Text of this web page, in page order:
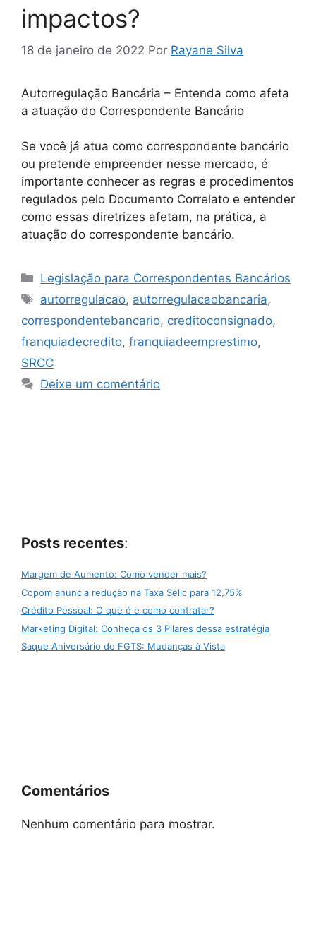
impactos?
18 de janeiro de 2022 Por Rayane Silva
Autorregulação Bancária – Entenda como afeta
a atuação do Correspondente Bancário
Se você já atua como correspondente bancário
ou pretende empreender nesse mercado, é
importante conhecer as regras e procedimentos
regulados pelo Documento Correlato e entender
como essas diretrizes afetam, na prática, a
atuação do correspondente bancário.
Legislação para Correspondentes Bancários
autorregulacao, autorregulacaobancaria,
correspondentebancario, creditoconsignado,
franquiadecredito, franquiadeemprestimo,
SRCC
Deixe um comentário
Posts recentes:
Margem de Aumento: Como vender mais?
Copom anuncia redução na Taxa Selic para 12,75%
Crédito Pessoal: O que é e como contratar?
Marketing Digital: Conheça os 3 Pilares dessa estratégia
Saque Aniversário do FGTS: Mudanças à Vista
Comentários
Nenhum comentário para mostrar.